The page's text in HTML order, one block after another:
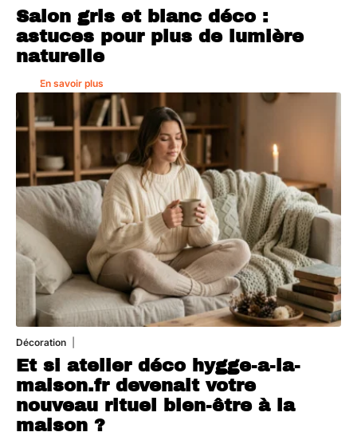
Salon gris et blanc déco :
astuces pour plus de lumière
naturelle
En savoir plus
Décoration
Et si atelier déco hygge-a-la-
maison.fr devenait votre
nouveau rituel bien-être à la
maison ?